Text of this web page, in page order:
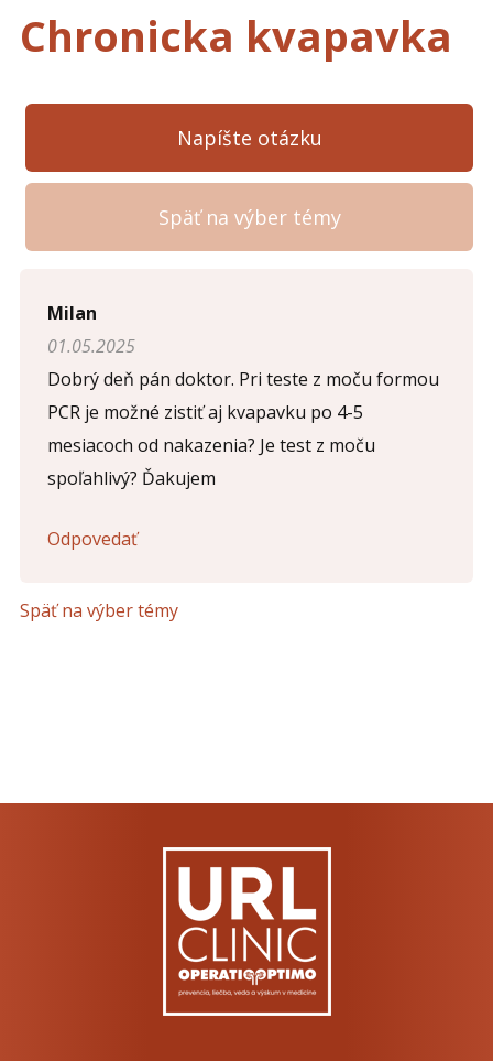
Chronicka kvapavka
Napíšte otázku
Späť na výber témy
Napíšte otázku
Meno (*)
Komentár (*)
Milan
01.05.2025
Dobrý deň pán doktor. Pri teste z moču formou
PCR je možné zistiť aj kvapavku po 4-5
mesiacoch od nakazenia? Je test z moču
spoľahlivý? Ďakujem
Odpovedať
Späť na výber témy